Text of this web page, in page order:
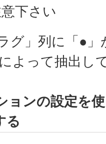
下さい
グ」列に「●
よって抽出し
ョンの設定を
る